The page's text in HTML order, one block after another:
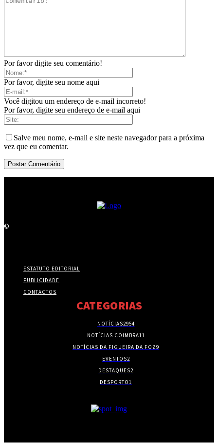
Por favor digite seu comentário!
Por favor, digite seu nome aqui
Você digitou um endereço de e-mail incorreto!
Por favor, digite seu endereço de e-mail aqui
Salve meu nome, e-mail e site neste navegador para a próxima
vez que eu comentar.
©
ESTATUTO EDITORIAL
PUBLICIDADE
CONTACTOS
CATEGORIAS
NOTÍCIAS2954
NOTÍCIAS COIMBRA11
NOTÍCIAS DA FIGUEIRA DA FOZ9
EVENTOS2
DESTAQUES2
DESPORTO1